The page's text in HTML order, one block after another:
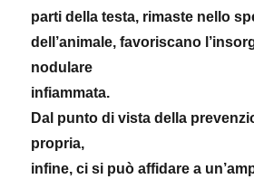
parti della testa, rimaste nello
dell’animale, favoriscano
nodulare
infiammata.
Dal punto di vista della
propria,
infine, ci si può affidare a